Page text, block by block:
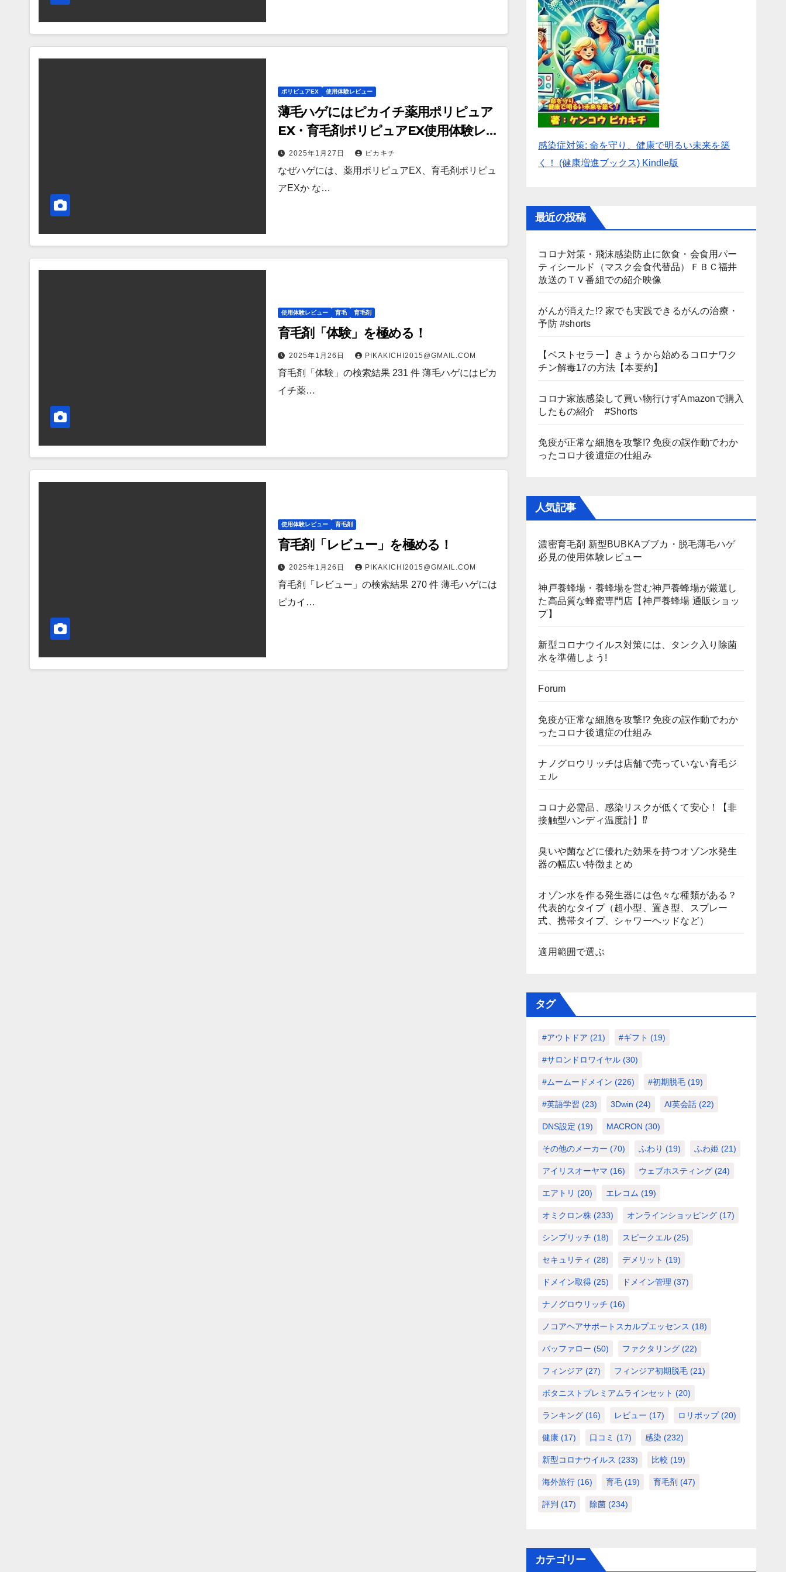
ポリピュアEX 使用体験レビュー
薄毛ハゲにはピカイチ薬用ポリピュア
EX・育毛剤ポリピュアEX使用体験レビ
ュー2025年1月27日 ピカキチ
なぜハゲには、薬用ポリピュアEX、育毛剤ポリピュ
アEXか な…
使用体験レビュー 育毛 育毛剤
育毛剤「体験」を極める！
2025年1月26日 PIKAKICHI2015@GMAIL.COM
育毛剤「体験」の検索結果 231 件 薄毛ハゲにはピカ
イチ薬…
使用体験レビュー 育毛剤
育毛剤「レビュー」を極める！
2025年1月26日 PIKAKICHI2015@GMAIL.COM
育毛剤「レビュー」の検索結果 270 件 薄毛ハゲには
ピカイ…
感染症対策: 命を守り、健康で明るい未来を築
く！ (健康増進ブックス) Kindle版
最近の投稿
コロナ対策・飛沫感染防止に飲食・会食用パー
ティシールド（マスク会食代替品）ＦＢＣ福井
放送のＴＶ番組での紹介映像
がんが消えた!? 家でも実践できるがんの治療・
予防 #shorts
【ベストセラー】きょうから始めるコロナワク
チン解毒17の方法【本要約】
コロナ家族感染して買い物行けずAmazonで購入
したもの紹介 #Shorts
免疫が正常な細胞を攻撃!? 免疫の誤作動でわか
ったコロナ後遺症の仕組み
人気記事
濃密育毛剤 新型BUBKAブブカ・脱毛薄毛ハゲ
必見の使用体験レビュー
神戸養蜂場・養蜂場を営む神戸養蜂場が厳選し
た高品質な蜂蜜専門店【神戸養蜂場 通販ショッ
プ】
新型コロナウイルス対策には、タンク入り除菌
水を準備しよう!
Forum
免疫が正常な細胞を攻撃!? 免疫の誤作動でわか
ったコロナ後遺症の仕組み
ナノグロウリッチは店舗で売っていない育毛ジ
ェル
コロナ必需品、感染リスクが低くて安心！【非
接触型ハンディ温度計】⁉
臭いや菌などに優れた効果を持つオゾン水発生
器の幅広い特徴まとめ
オゾン水を作る発生器には色々な種類がある？
代表的なタイプ（超小型、置き型、スプレー
式、携帯タイプ、シャワーヘッドなど）
適用範囲で選ぶ
タグ
#アウトドア (21) #ギフト (19)
#サロンドロワイヤル (30)
#ムームードメイン (226) #初期脱毛 (19)
#英語学習 (23) 3Dwin (24) AI英会話 (22)
DNS設定 (19) MACRON (30)
その他のメーカー (70) ふわり (19) ふわ姫 (21)
アイリスオーヤマ (16) ウェブホスティング (24)
エアトリ (20) エレコム (19)
オミクロン株 (233) オンラインショッピング (17)
シンプリッチ (18) スピークエル (25)
セキュリティ (28) デメリット (19)
ドメイン取得 (25) ドメイン管理 (37)
ナノグロウリッチ (16)
ノコアヘアサポートスカルプエッセンス (18)
バッファロー (50) ファクタリング (22)
フィンジア (27) フィンジア初期脱毛 (21)
ボタニストプレミアムラインセット (20)
ランキング (16) レビュー (17) ロリポップ(20)
健康 (17) 口コミ (17) 感染 (232)
新型コロナウイルス (233) 比較 (19)
海外旅行 (16) 育毛 (19) 育毛剤 (47)
評判 (17) 除菌 (234)
カテゴリー